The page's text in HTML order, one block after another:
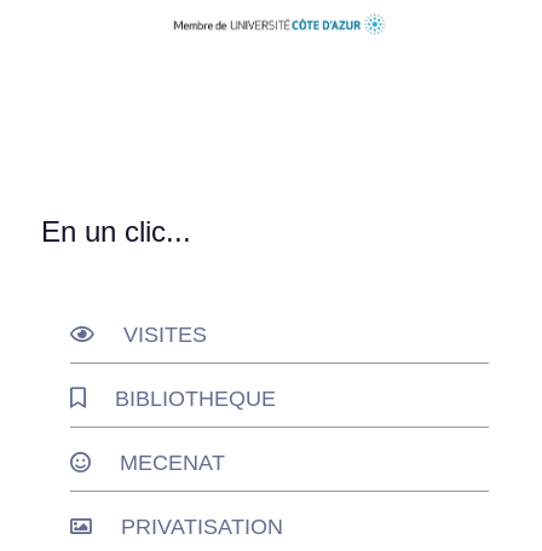
En un clic...
VISITES
BIBLIOTHEQUE
MECENAT
PRIVATISATION